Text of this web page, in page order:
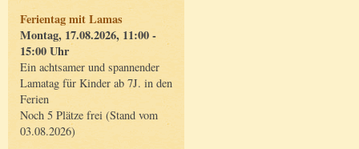
Ferientag mit Lamas
Montag, 17.08.2026, 11:00 -
15:00 Uhr
Ein achtsamer und spannender
Lamatag für Kinder ab 7J. in den
Ferien
Noch 5 Plätze frei (Stand vom
03.08.2026)